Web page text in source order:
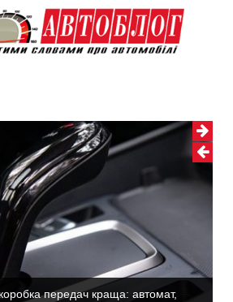
передач краща: автомат,